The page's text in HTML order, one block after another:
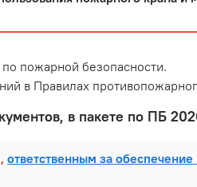
пожарной безопасности.
в Правилах
в пакете по ПБ
ответственным за